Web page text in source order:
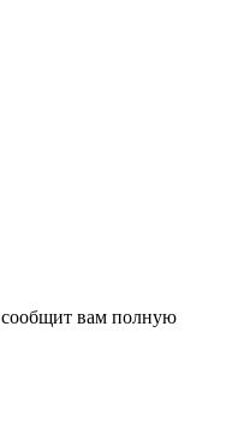
вам полную